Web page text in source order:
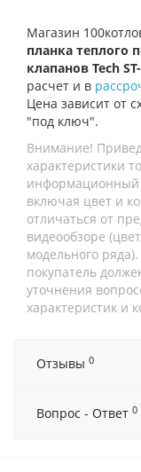
Магазин
планка теплого
клапанов Tech
расчет и в
Цена зависит от
"под ключ".
Внимание!
характеристики
информационный
включая цвет и
отличаться от
видеообзоре
модельного
покупатель
уточнения
характеристик и
Отзывы 0
Вопрос - Ответ 0